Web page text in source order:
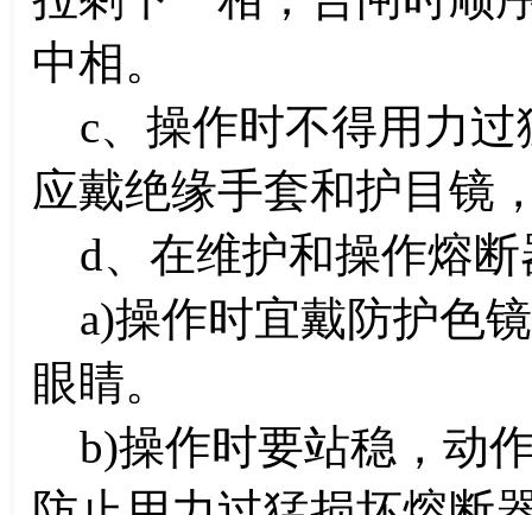
中相。
c、操作时不得用力过
应戴绝缘手套和护目镜
d、在维护和操作熔断
a)操作时宜戴防护色
眼睛。
b)操作时要站稳，动